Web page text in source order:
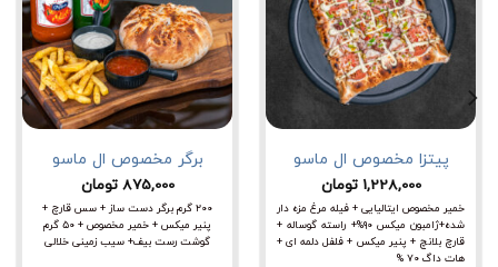
پیتزا مخصوص ال ماسو
1,228,000 تومان
خمیر مخصوص ایتالیایی + فیله مرغ مزه دار
شده+ژامبون میکس ۹۰%+ راسته گوساله +
قارچ بلانچ + پنیر میکس + فلفل دلمه ای +
هات داگ ۷۰ %
برگر مخصوص ال ماسو
875,000 تومان
۲۰۰ گرم برگر دست ساز + سس قارچ +
پنیر میکس + خمیر مخصوص + ۵۰ گرم
گوشت رست بیف+ سیب زمینی خلالی